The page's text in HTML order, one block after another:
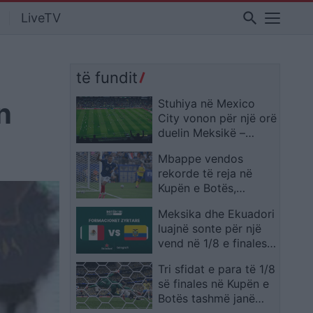
LiveTV search
të fundit
Stuhiya në Mexico
City vonon për një orë
duelin Meksikë –
Mbappe vendos
rekorde të reja në
Kupën e Botës,
emra legjendarë
Meksika dhe Ekuadori
luajnë sonte për një
vend në 1/8 e finales,
formacionet zyrtare
Tri sfidat e para të 1/8
së finales në Kupën e
Botës tashmë janë